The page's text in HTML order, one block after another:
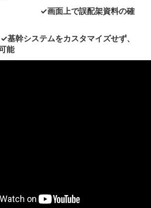
で誤配架資料の確
ムをカスタマイズせず、
能